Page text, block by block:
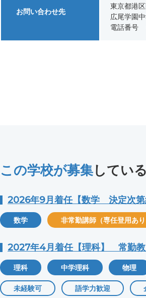
お問い合わせ先
東京都港
広尾学園
電話番号
この学校が募集してい
2026年9月着任【数学 決定次
数学 非常勤講師（専任登用あり
2027年4月着任【理科】 常勤教
理科 中学理科 物理
未経験可 語学力歓迎